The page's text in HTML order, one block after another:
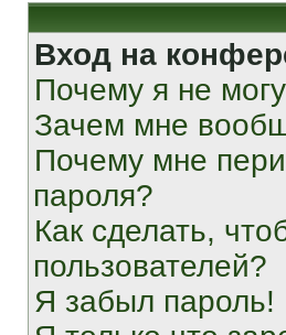
Вход на
Почему я не
Зачем мне
Почему мне
пароля?
Как сделать,
пользователей?
Я забыл пароль!